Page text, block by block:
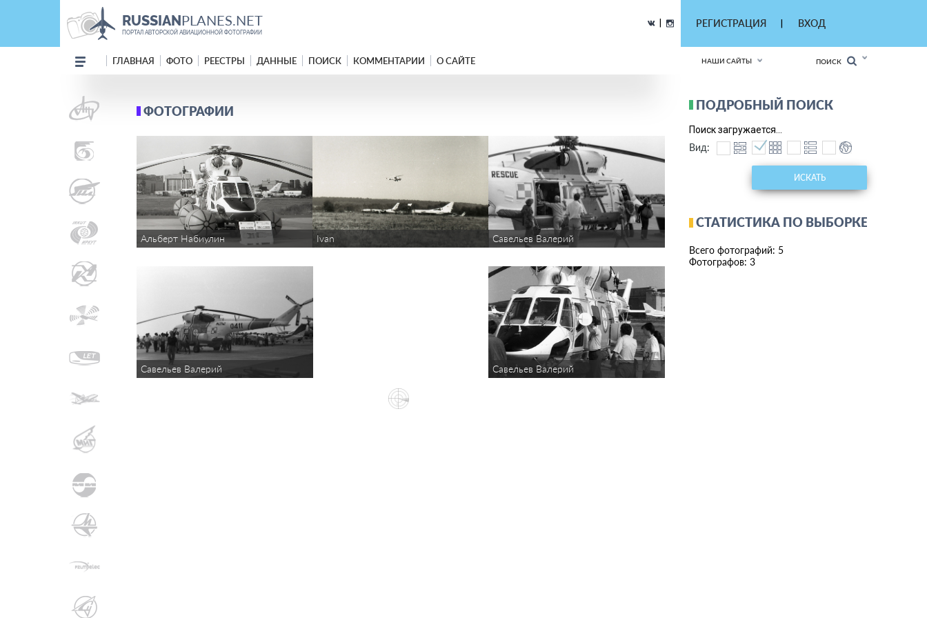
RUSSIANPLANES.NET
ПОРТАЛ АВТОРСКОЙ АВИАЦИОННОЙ ФОТОГРАФИИ
РЕГИСТРАЦИЯ ВХОД
ГЛАВНАЯ ФОТО РЕЕСТРЫ ДАННЫЕ ПОИСК КОММЕНТАРИИ О САЙТЕ НАШИ САЙТЫ ПОИСК
ФОТОГРАФИИ
Альберт Набиулин Ivan Савельев Валерий
Савельев Валерий Савельев Валерий
ПОДРОБНЫЙ ПОИСК
Поиск загружается...
Вид:
ИСКАТЬ
СТАТИСТИКА ПО ВЫБОРКЕ
Всего фотографий: 5
Фотографов: 3